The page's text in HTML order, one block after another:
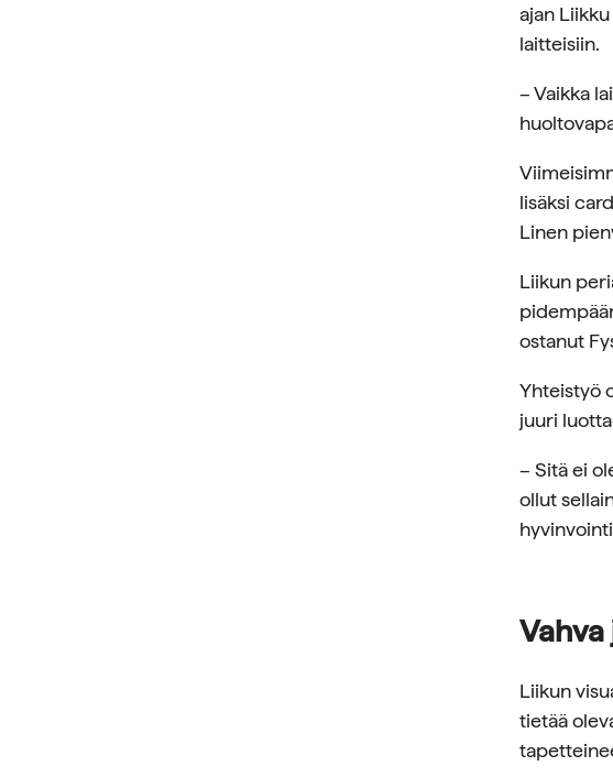
ajan
laitteisiin.
– Vaikka
lisäksi
Linen
Liikun
ostanut
Yhteistyö
juuri
– Sitä ei
ollut
Liikun
tietää